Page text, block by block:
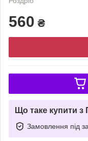
560 ₴
Що таке купити з
Замовлення під